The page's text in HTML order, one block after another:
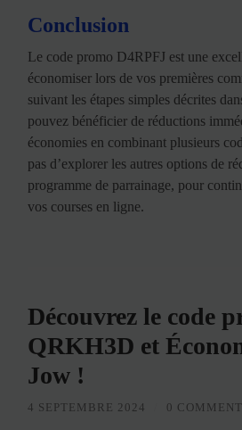
Conclusion
Le code promo D4RPFJ est une
économiser lors de vos premières
suivant les étapes simples décrites
pouvez bénéficier de réductions
économies en combinant plusieurs
pas d’explorer les autres options de
programme de parrainage, pour
vos courses en ligne.
Découvrez le code
QRKH3D et
Jow !
4 SEPTEMBRE 2024 0